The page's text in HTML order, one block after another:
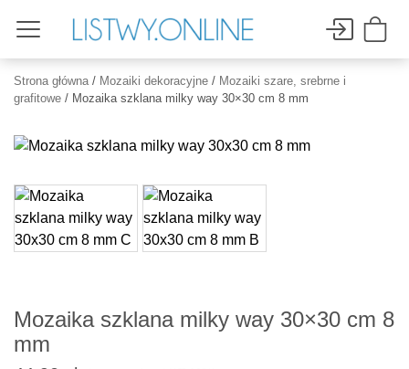
Strona główna/ Mozaiki dekoracyjne / Mozaiki szare, srebrne i
grafitowe / Mozaika szklana milky way 30×30 cm 8 mm
Mozaika szklana milky way 30×30 cm 8
mm